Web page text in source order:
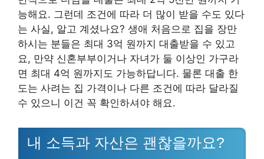
능해요. 그런데 조건에 따라 더 많이 받을 수도 있다
는 사실, 알고 계셨나요? 생애 처음으로 집을 장만
하시는 분들은 최대 3억 원까지 대출받을 수 있고
요, 만약 신혼부부이거나 자녀가 둘 이상인 가구라
면 최대 4억 원까지도 가능하답니다. 물론 대출 한
도는 사려는 집 가격이나 다른 조건에 따라 달라질
수 있으니 이건 꼭 확인하셔야 해요.
내 소득과 자산은 괜찮을까요?